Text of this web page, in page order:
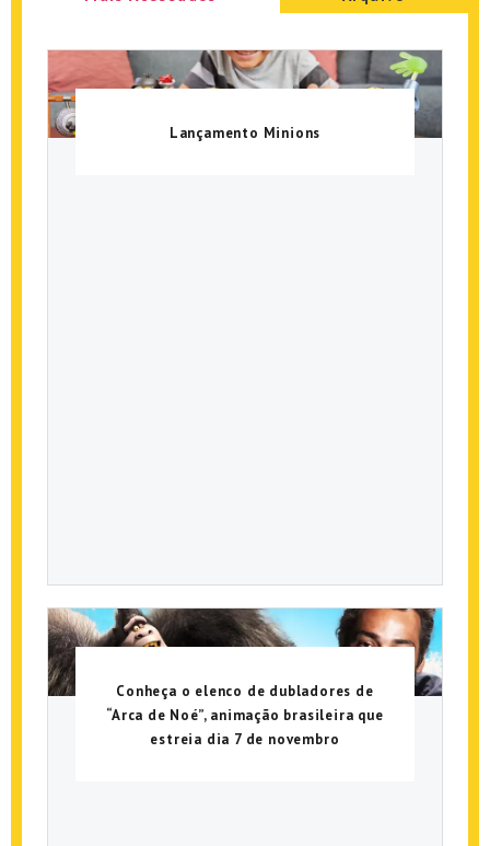
Lançamento Minions
Conheça o elenco de dubladores de
“Arca de Noé”, animação brasileira que
estreia dia 7 de novembro